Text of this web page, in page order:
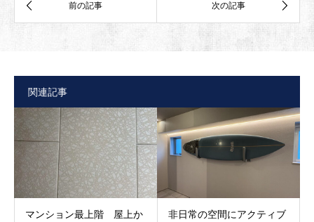
関連記事
マンション最上階 屋上か
非日常の空間にアクティブ